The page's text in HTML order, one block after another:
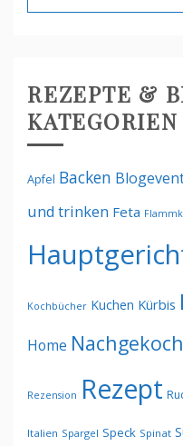
nach:
REZEPTE &
KATEGORIEN
Apfel Backen
und trinken Feta
Kochbücher Kuchen Kürbis
Home
Rezension Rezept
Italien Spargel Speck Spinat